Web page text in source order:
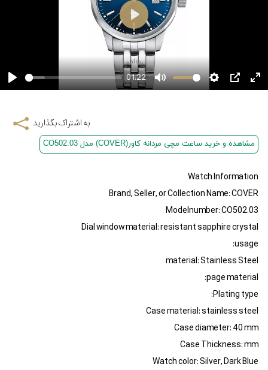
01:22
به اشتراک بگذارید
مشاهده و خرید ساعت مچی مردانه کاور(COVER) مدل CO502.03
Watch Information
Brand, Seller, or Collection Name: COVER
Modelnumber: CO502.03
Dial window material: resistant sapphire crystal
usage:
material: Stainless Steel
page material:
Plating type:
Case material: stainless steel
Case diameter: 40 mm
Case Thickness: mm
Watch color: Silver, Dark Blue